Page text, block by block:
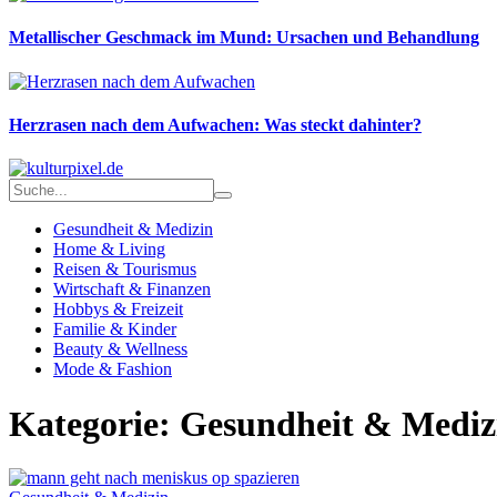
Metallischer Geschmack im Mund: Ursachen und Behandlung
Herzrasen nach dem Aufwachen: Was steckt dahinter?
Gesundheit & Medizin
Home & Living
Reisen & Tourismus
Wirtschaft & Finanzen
Hobbys & Freizeit
Familie & Kinder
Beauty & Wellness
Mode & Fashion
Kategorie: Gesundheit &